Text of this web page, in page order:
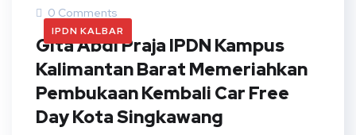
IPDN KALBAR
0 Comments
Gita Abdi Praja IPDN Kampus
Kalimantan Barat Memeriahkan
Pembukaan Kembali Car Free
Day Kota Singkawang